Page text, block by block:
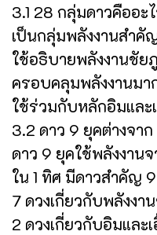
3.1 28 กลุ่มดาวคืออะ
เป็นกลุ่มพลังงานสำคั
ใช้อธิบายพลังงานชัย
ครอบคลุมพลังงานมา
ใช้ร่วมกับหลักอิมและ
3.2 ดาว 9 ยุคต่างจา
ดาว 9 ยุคใช้พลังงาน
ใน 1 ทิศ มีดาวสำคัญ
7 ดวงเกี่ยวกับพลังงา
2 ดวงเกี่ยวกับอิมและเ